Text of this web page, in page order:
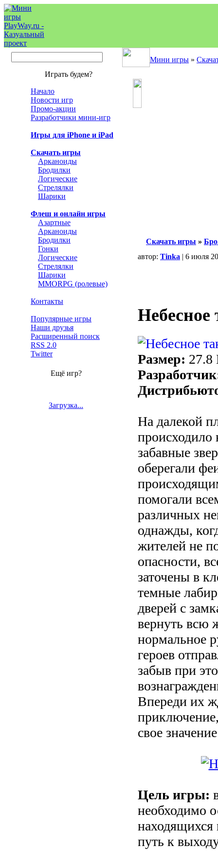
Мини игры »
Играть будем?
Начало
Новости игр
Промо-акции
Разработчики мини-игр
Игры для iPhone и iPad
Скачать игры
Арканоиды
Бродилки
Логические
Стрелялки
Шарики
Флеш и онлайн игры
Азартные
Арканоиды
Бродилки
Гонки
Логические
Стрелялки
Шарики
MMORPG (ролевые)
Контакты
Популярные игры
Наши друзья
Расширенный поиск
RSS 2.0
Twitter
Ещё игр?
Загрузка...
Скачать игры »
автор: Tinka | 6 июля
Небесное
Размер: 27.8
На далекой
происходило
забавные
оберегали
помогали
различных
однажды,
жителей не
опасности,
заточены в
темные
дверей с
вернуть всю
нормальное
героев
забыв при
Впереди их
свое
Цель игры:
необходимо
находящихся
путь к